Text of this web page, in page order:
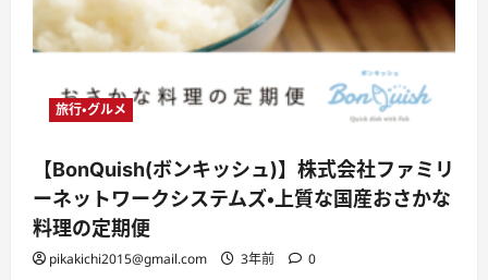
ミ、
悪
い
ミ、
メ
ト
と
デ
メ
に
旅行・グルメ
【BonQuish(ボンキッシュ)】株式会社ファミリ
ーネットワークシステムズ・上質な国産おさかな
料理の定期便
pikakichi2015@gmail.com 3年前 0